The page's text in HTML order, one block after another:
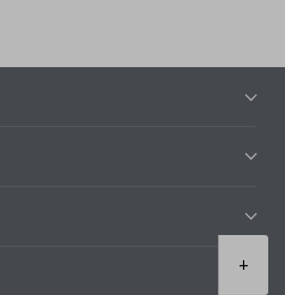
+